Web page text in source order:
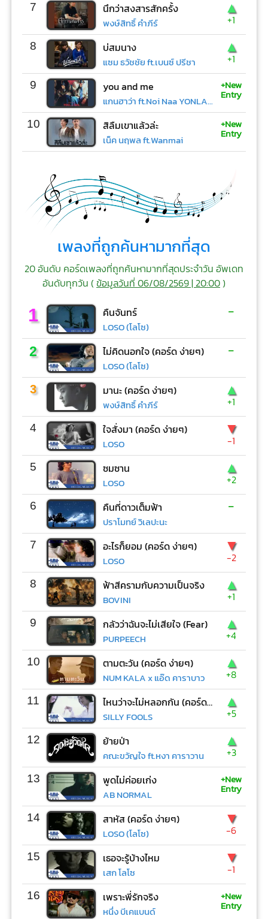
7 นึกว่าสงสารสักครั้ง
พงษ์สิทธิ์ คำภีร์
▲
+1
8 บ่สมนาง
แซม ธวัชชัย ft.เบนซ์ ปรีชา
▲
+1
9 you and me
แกนฮาว่า ft.Noi Naa YONLAPA
+New
Entry
10 สิลืมเขาแล้วล่ะ
เน็ค นฤพล ft.Wanmai
+New
Entry
เพลงที่ถูกค้นหามากที่สุด
20 อันดับ คอร์ดเพลงที่ถูกค้นหามากที่สุดประจำวัน อัพเดท
อันดับทุกวัน (ข้อมูลวันที่ 06/08/2569 | 20:00)
1 คืนจันทร์
LOSO (โลโซ)
-
2 ไม่คิดนอกใจ (คอร์ด ง่ายๆ)
LOSO (โลโซ)
-
3 มานะ (คอร์ด ง่ายๆ)
พงษ์สิทธิ์ คำภีร์
▲
+1
4 ใจสั่งมา (คอร์ด ง่ายๆ)
LOSO
▼
-1
5 ซมซาน
LOSO
▲
+2
6 คืนที่ดาวเต็มฟ้า
ปราโมทย์ วิเลปะนะ
-
7 อะไรก็ยอม (คอร์ด ง่ายๆ)
LOSO
▼
-2
8 ฟ้าสีครามกับความเป็นจริง
BOVINI
▲
+1
9 กลัวว่าฉันจะไม่เสียใจ (Fear)
PURPEECH
▲
+4
10 ตามตะวัน (คอร์ด ง่ายๆ)
NUM KALA x แอ๊ด คาราบาว
▲
+8
11 ไหนว่าจะไม่หลอกกัน (คอร์ด ง่ายๆ)
SILLY FOOLS
▲
+5
12 ย้ายป่า
คณะขวัญใจ ft.หงา คาราวาน
▲
+3
13 พูดไม่ค่อยเก่ง
AB NORMAL
+New
Entry
14 สาหัส (คอร์ด ง่ายๆ)
LOSO (โลโซ)
▼
-6
15 เธอจะรู้บ้างไหม
เสก โลโซ
▼
-1
16 เพราะพี่รักจริง
หนึ่ง บีเคแบนด์
+New
Entry